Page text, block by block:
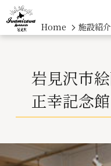
Home 施設紹介
岩見沢市
正幸記念館